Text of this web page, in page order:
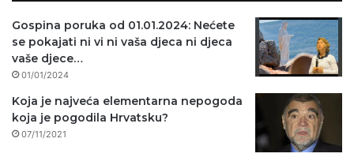
Gospina poruka od 01.01.2024: Nećete
se pokajati ni vi ni vaša djeca ni djeca
vaše djece…
01/01/2024
Koja je najveća elementarna nepogoda
koja je pogodila Hrvatsku?
07/11/2021